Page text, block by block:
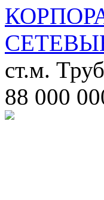
ст.м.
88 000